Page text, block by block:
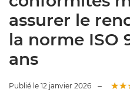
assurer le
la norme ISO
ans
Publié le 12 janvier 2026 ★★